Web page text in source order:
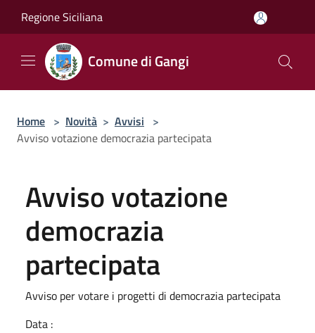
Regione Siciliana
Comune di Gangi
Home > Novità > Avvisi >
Avviso votazione democrazia partecipata
Avviso votazione
democrazia
partecipata
Avviso per votare i progetti di democrazia partecipata
Data :